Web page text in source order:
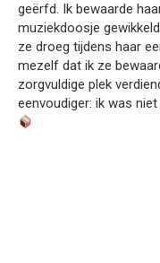
geërfd. Ik bewaarde
muziekdoosje
ze droeg tijdens haar
mezelf dat ik ze
zorgvuldige plek
eenvoudiger: ik was